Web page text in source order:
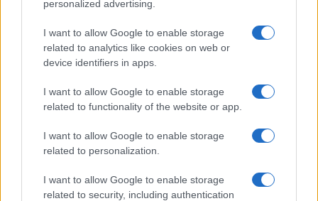
personalized advertising.
I want to allow Google to enable storage
related to analytics like cookies on web or
device identifiers in apps.
I want to allow Google to enable storage
related to functionality of the website or app.
I want to allow Google to enable storage
related to personalization.
I want to allow Google to enable storage
related to security, including authentication
Continua a leggere
INTERNET